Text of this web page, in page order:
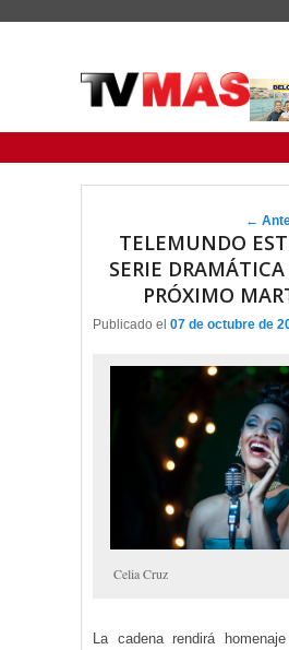
←
TELEMUNDO
SERIE
PRÓXIMO
Publicado el 07 de octubre de
Celia Cruz
La cadena rendirá